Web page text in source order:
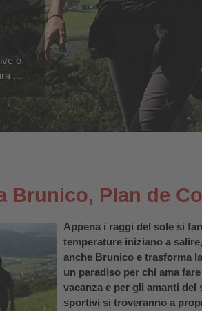
Brunico, Plan de
Appena i raggi del sole si
temperature iniziano a
anche Brunico e trasforma
un paradiso per chi ama
vacanza e per gli amanti del
sportivi si troveranno a
o
...